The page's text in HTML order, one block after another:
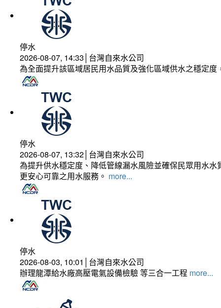
停水
2026-08-07, 14:33│台灣自來水公司
為全面提升該區域居民用水品質及強化區域供水之穩定
停水
2026-08-07, 13:32│台灣自來水公司
為提升供水穩定度、降低管線漏水風險並確保民眾用水
更安心可靠之用水服務。 more...
停水
2026-08-03, 10:01│台灣自來水公司
辦理龍潭給水廠高壓電氣設備檢驗 等三合一工程 more...